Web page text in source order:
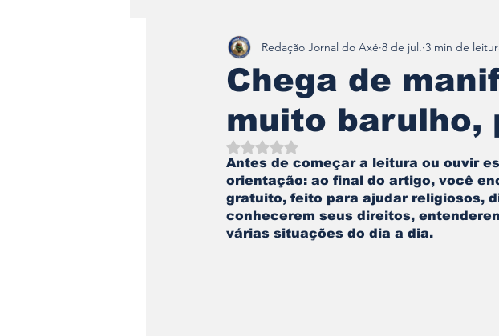
Colunista - Pai Soares Colunista - Mestre
Eventos no Axé Colunista - Pai Gamby
Chega de
muito barulho,
Redação Jornal do Axé 8 de jul. 3 min de
Avaliado com NaN de 5 estrelas.
Antes de começar a leitura ou ouvir
orientação: ao final do artigo, você
gratuito, feito para ajudar religiosos,
conhecerem seus direitos,
várias situações do dia a dia.